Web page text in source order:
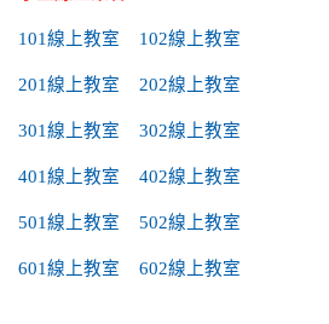
101線上教室 102線上教室
201線上教室 202線上教室
301線上教室 302線上教室
401線上教室 402線上教室
501線上教室 502線上教室
601線上教室 602線上教室